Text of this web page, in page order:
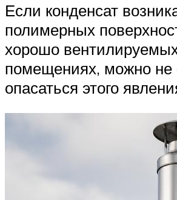
Если конденсат
полимерных
хорошо
помещениях, можно
опасаться этого